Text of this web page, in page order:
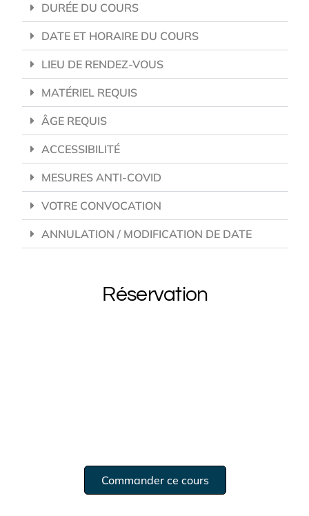
DURÉE DU COURS
DATE ET HORAIRE DU COURS
LIEU DE RENDEZ-VOUS
MATÉRIEL REQUIS
ÂGE REQUIS
ACCESSIBILITÉ
MESURES ANTI-COVID
VOTRE CONVOCATION
ANNULATION / MODIFICATION DE DATE
Réservation
Commander ce cours